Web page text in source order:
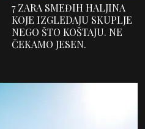
7 ZARA SMEĐIH HALJINA
KOJE IZGLEDAJU SKUPLJE
NEGO ŠTO KOŠTAJU. NE
ČEKAMO JESEN.